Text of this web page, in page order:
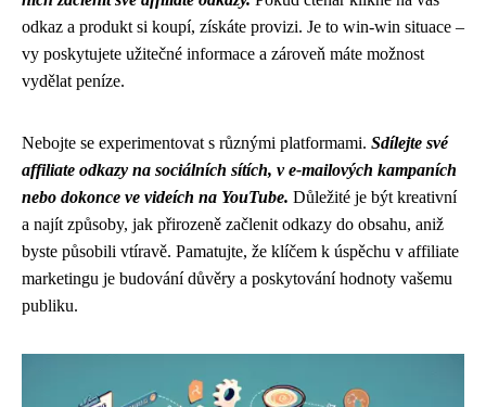
odkaz a produkt si koupí, získáte provizi. Je to win-win situace –
vy poskytujete užitečné informace a zároveň máte možnost
vydělat peníze.
Nebojte se experimentovat s různými platformami. Sdílejte své
affiliate odkazy na sociálních sítích, v e-mailových kampaních
nebo dokonce ve videích na YouTube. Důležité je být kreativní
a najít způsoby, jak přirozeně začlenit odkazy do obsahu, aniž
byste působili vtíravě. Pamatujte, že klíčem k úspěchu v affiliate
marketingu je budování důvěry a poskytování hodnoty vašemu
publiku.